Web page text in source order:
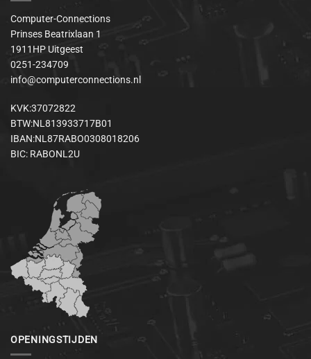
Computer-Connections
Prinses Beatrixlaan 1
1911HP Uitgeest
0251-234709
info@computerconnections.nl
KVK:37072822
BTW:NL813933717B01
IBAN:NL87RABO0308018206
BIC: RABONL2U
OPENINGSTIJDEN